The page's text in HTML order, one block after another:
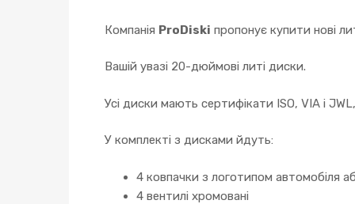
Компанія ProDiski пропонує купити нові
Вашій увазі 20-дюймові литі диски.
Усі диски мають сертифікати ISO, VIA і
У комплекті з дисками йдуть:
4 ковпачки з логотипом автомобіля
4 вентилі хромовані